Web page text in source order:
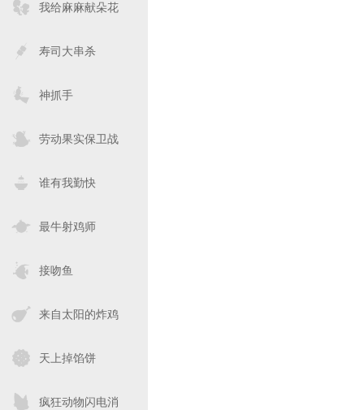
我给麻麻献朵花
寿司大串杀
神抓手
劳动果实保卫战
谁有我勤快
最牛射鸡师
接吻鱼
来自太阳的炸鸡
天上掉馅饼
疯狂动物闪电消